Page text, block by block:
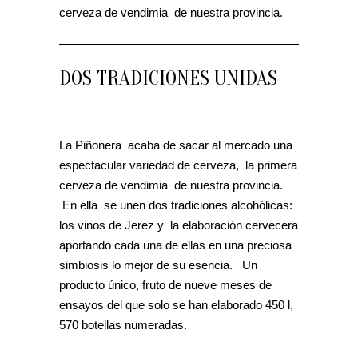
cerveza de vendimia de nuestra provincia.
DOS TRADICIONES UNIDAS
La Piñonera acaba de sacar al mercado una
espectacular variedad de cerveza, la primera
cerveza de vendimia de nuestra provincia.
En ella se unen dos tradiciones alcohólicas:
los vinos de Jerez y la elaboración cervecera
aportando cada una de ellas en una preciosa
simbiosis lo mejor de su esencia. Un
producto único, fruto de nueve meses de
ensayos del que solo se han elaborado 450 l,
570 botellas numeradas.